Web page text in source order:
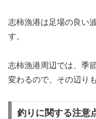
志柿漁港は足場の良い
す。
志柿漁港周辺では、季
変わるので、その辺り
釣りに関する注意